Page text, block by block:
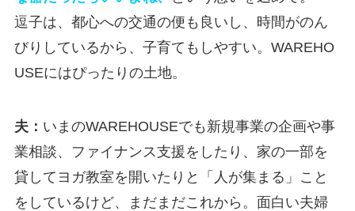
逗子は、都心への交通の便も良いし、時間がのん
びりしているから、子育てもしやすい。WAREHO
USEにはぴったりの土地。
夫： いまのWAREHOUSEでも新規事業の企画や事
業相談、ファイナンス支援をしたり、家の一部を
貸してヨガ教室を開いたりと「人が集まる」こと
をしているけど、まだまだこれから。面白い夫婦